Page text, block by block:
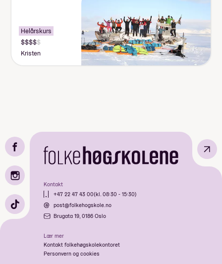
Helårskurs
Kristen
Kontakt
+47 22 47 43 00(kl. 08:30 - 15:30)
post@folkehogskole.no
Brugata 19, 0186 Oslo
Lær mer
Kontakt folkehøgskolekontoret
Personvern og cookies
↗